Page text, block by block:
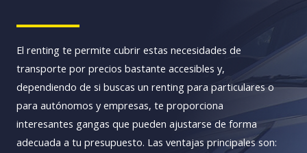
El renting te permite cubrir estas necesidades de
transporte por precios bastante accesibles y,
dependiendo de si buscas un renting para particulares o
para autónomos y empresas, te proporciona
interesantes gangas que pueden ajustarse de forma
adecuada a tu presupuesto. Las ventajas principales son: